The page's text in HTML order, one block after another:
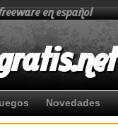
en español
Novedades